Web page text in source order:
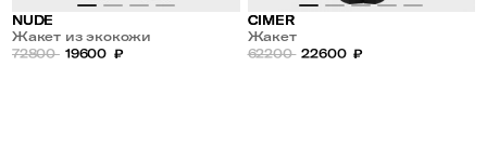
NUDE
Жакет из экокожи
72800 19600 ₽
CIMER
Жакет
62200 22600 ₽